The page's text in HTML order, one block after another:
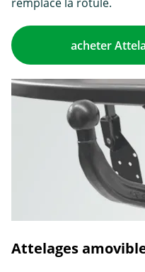
Attelages
acheter